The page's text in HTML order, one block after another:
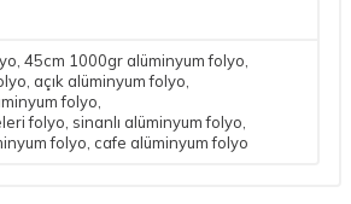
, 45cm 1000gr alüminyum folyo,
, açık alüminyum folyo,
folyo,
folyo, sinanlı alüminyum folyo,
folyo, cafe alüminyum folyo